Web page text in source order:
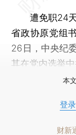
遭免职24天
省政协原党组
26日，中央纪
其在党内选举
本
登录
财新